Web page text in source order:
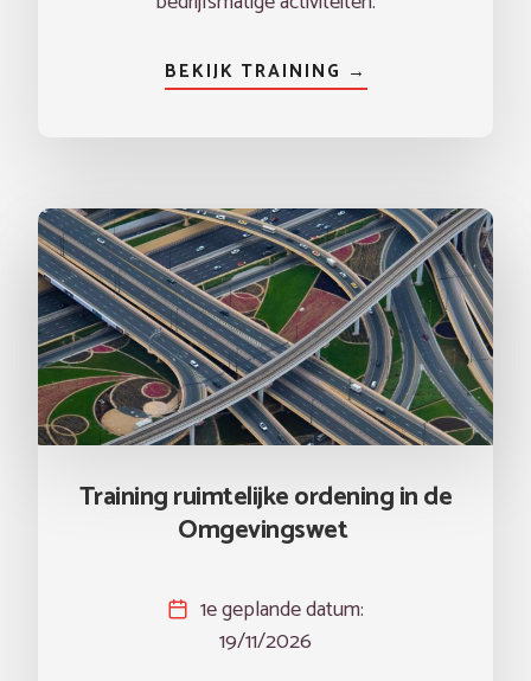
BEKIJK TRAINING →
Training ruimtelijke ordening in de
Omgevingswet
1e geplande datum:
19/11/2026